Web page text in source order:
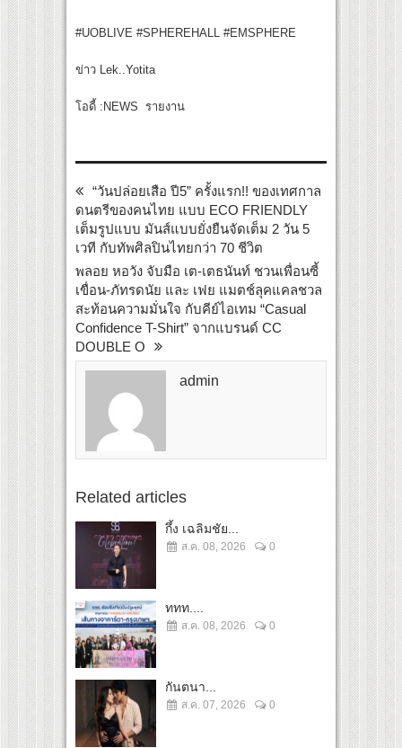
#UOBLIVE #SPHEREHALL #EMSPHERE
ข่าว Lek..Yotita
โอดี้ :NEWS รายงาน
“วันปล่อยเสือ ปี5” ครั้งแรก!! ของเทศกาล
ดนตรีของคนไทย แบบ ECO FRIENDLY
เต็มรูปแบบ มันส์แบบยั่งยืนจัดเต็ม 2 วัน 5
เวที กับทัพศิลปินไทยกว่า 70 ชีวิต
พลอย หอวัง จับมือ เต-เตธนันท์ ชวนเพื่อนซี้
เขื่อน-ภัทรดนัย และ เฟย แมตช์ลุคแคลชวล
สะท้อนความมั่นใจ กับคีย์ไอเทม “Casual
Confidence T-Shirt” จากแบรนด์ CC
DOUBLE O
admin
Related articles
กึ้ง เฉลิมชัย...
ส.ค. 08, 2026 0
ททท....
ส.ค. 08, 2026 0
กันตนา...
ส.ค. 07, 2026 0